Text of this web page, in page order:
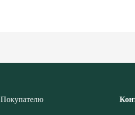
Покупателю